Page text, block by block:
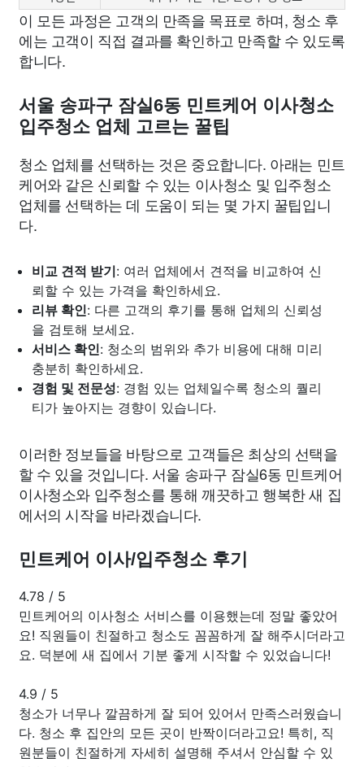
이 모든 과정은 고객의 만족을 목표로 하며, 청소 후
에는 고객이 직접 결과를 확인하고 만족할 수 있도록
합니다.
서울 송파구 잠실6동 민트케어 이사청소
입주청소 업체 고르는 꿀팁
청소 업체를 선택하는 것은 중요합니다. 아래는 민트
케어와 같은 신뢰할 수 있는 이사청소 및 입주청소
업체를 선택하는 데 도움이 되는 몇 가지 꿀팁입니
다.
비교 견적 받기: 여러 업체에서 견적을 비교하여 신
뢰할 수 있는 가격을 확인하세요.
리뷰 확인: 다른 고객의 후기를 통해 업체의 신뢰성
을 검토해 보세요.
서비스 확인: 청소의 범위와 추가 비용에 대해 미리
충분히 확인하세요.
경험 및 전문성: 경험 있는 업체일수록 청소의 퀄리
티가 높아지는 경향이 있습니다.
이러한 정보들을 바탕으로 고객들은 최상의 선택을
할 수 있을 것입니다. 서울 송파구 잠실6동 민트케어
이사청소와 입주청소를 통해 깨끗하고 행복한 새 집
에서의 시작을 바라겠습니다.
민트케어 이사/입주청소 후기
4.78 / 5
민트케어의 이사청소 서비스를 이용했는데 정말 좋았어
요! 직원들이 친절하고 청소도 꼼꼼하게 잘 해주시더라고
요. 덕분에 새 집에서 기분 좋게 시작할 수 있었습니다!
4.9 / 5
청소가 너무나 깔끔하게 잘 되어 있어서 만족스러웠습니
다. 청소 후 집안의 모든 곳이 반짝이더라고요! 특히, 직
원분들이 친절하게 자세히 설명해 주셔서 안심할 수 있